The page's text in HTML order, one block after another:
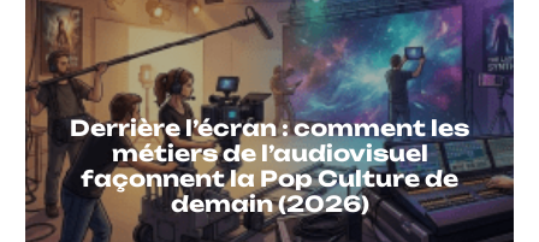
Derrière l’écran : comment les
métiers de l’audiovisuel
façonnent la Pop Culture de
demain (2026)